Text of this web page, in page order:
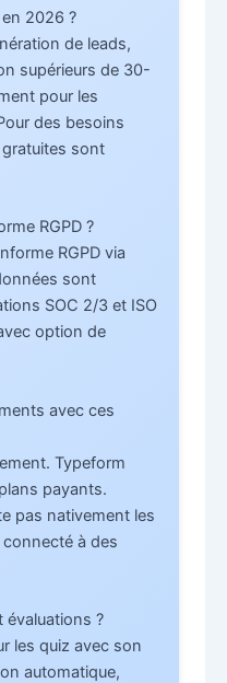
2026 ?
de leads,
supérieurs de 30-
pour les
des besoins
sont
RGPD ?
RGPD via
sont
SOC 2/3 et ISO
option de
avec ces
Typeform
payants.
pas nativement les
à des
évaluations ?
les quiz avec son
automatique,